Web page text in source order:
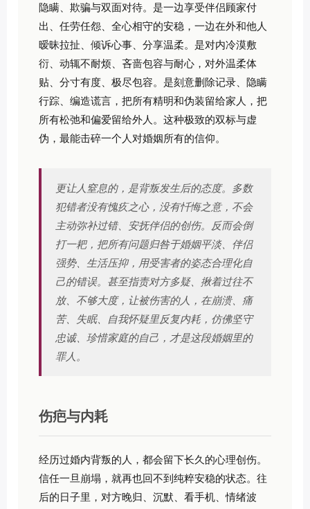
隐瞒、欺骗与双面对待。是一边享受伴侣顾家付
出、任劳任怨、全心相守的安稳，一边在外和他人
暧昧拉扯、倾诉心事、分享温柔。是对内冷漠敷
衍、动辄不耐烦、吝啬包容与耐心，对外温柔体
贴、分寸有度、极尽包容。是刻意删除记录、隐瞒
行踪、编造谎言，把所有精明和伪装留给家人，把
所有松弛和偏爱留给外人。这种极致的双标与虚
伪，最能击碎一个人对婚姻所有的信仰。
更让人窒息的，是背叛发生后的态度。多数
犯错者没有愧疚之心，没有忏悔之意，不会
主动弥补过错、安抚伴侣的创伤。反而会倒
打一耙，把所有问题归咎于婚姻平淡、伴侣
强势、生活压抑，用受害者的姿态合理化自
己的错误。甚至指责对方多疑、揪着过往不
放、不够大度，让被伤害的人，在崩溃、痛
苦、失眠、自我怀疑里反复内耗，仿佛坚守
忠诚、珍惜家庭的自己，才是这段婚姻里的
罪人。
伤疤与内耗
经历过婚内背叛的人，都会留下长久的心理创伤。
信任一旦崩塌，就再也回不到纯粹安稳的状态。往
后的日子里，对方晚归、沉默、看手机、情绪波